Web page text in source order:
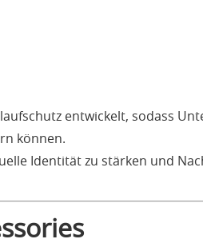
entwickelt, sodass
können.
Identität zu stärken und